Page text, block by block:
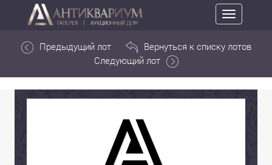
Toggle
navigation
Предыдущий лот
Вернуться к списку лотов
Следующий лот